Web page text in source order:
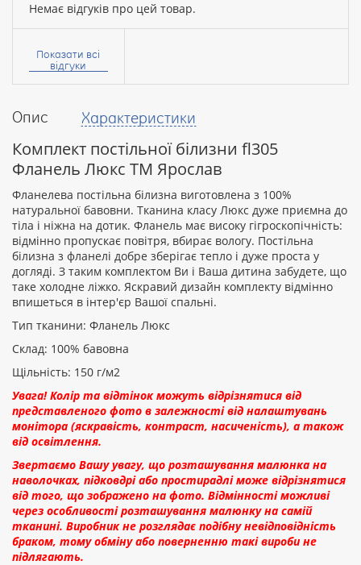
Опис Характеристики
Комплект постільної білизни fl305
Фланель Люкс ТМ Ярослав
Фланелева постільна білизна виготовлена з 100%
натуральної бавовни. Тканина класу Люкс дуже приємна до
тіла і ніжна на дотик. Фланель має високу гігроскопічність:
відмінно пропускає повітря, вбирає вологу. Постільна
білизна з фланелі добре зберігає тепло і дуже проста у
догляді. З таким комплектом Ви і Ваша дитина забудете, що
таке холодне ліжко. Яскравий дизайн комплекту відмінно
впишеться в інтер'єр Вашої спальні.
Тип тканини: Фланель Люкс
Склад: 100% бавовна
Щільність: 150 г/м2
Увага! Колір та відтінок можуть відрізнятися від
представленого фото в залежності від налаштувань
монітора (яскравість, контраст, насиченість), а також
від освітлення.
Звертаємо Вашу увагу, що розташування малюнка на
наволочках, підковдрі або простирадлі може відрізнятися
від того, що зображено на фото. Відмінності можливі
через особливості розташування малюнку на самій
тканині. Виробник не розглядає подібну невідповідність
браком, тому обміну або поверненню такі вироби не
підлягають.
Немає відгуків про цей товар.
Ваше
Ваш
Рейтинг:
ПРОДОВЖИТИ
Показати всі
відгуки